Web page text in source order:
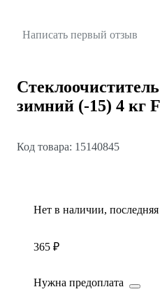
Написать первый отзыв
зимний (-15) 4 кг
Код товара: 15140845
Нет в наличии, последняя
365 ₽
Нужна предоплата